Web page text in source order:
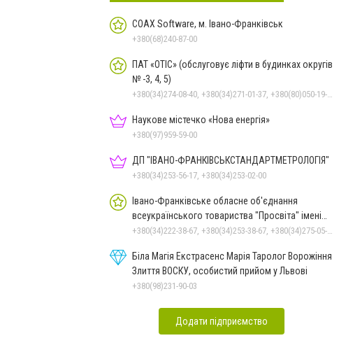
COAX Software, м. Івано-Франківськ
+380(68)240-87-00
ПАТ «ОТІС» (обслуговує ліфти в будинках округів
№ -3, 4, 5)
Наукове містечко «Нова енергія»
+380(97)959-59-00
ДП "ІВАНО-ФРАНКІВСЬК­СТАНДАРТ­МЕТРОЛОГІЯ"
+380(34)253-56-17, +380(34)253-02-00
Івано-Франківське обласне об'єднання
всеукраїнського товариства "Просвіта" імені
Тараса Шевченка
Біла Магія Екстрасенс Марія Таролог Ворожіння
Злиття ВОСКУ, особистий прийом у Львові
+380(98)231-90-03
Додати підприємство